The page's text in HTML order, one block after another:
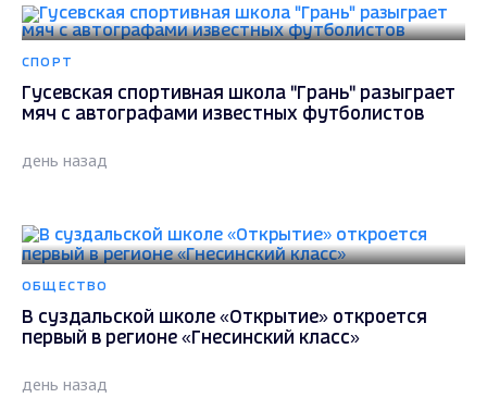
СПОРТ
Гусевская спортивная школа "Грань" разыграет
мяч с автографами известных футболистов
день назад
ОБЩЕСТВО
В суздальской школе «Открытие» откроется
первый в регионе «Гнесинский класс»
день назад